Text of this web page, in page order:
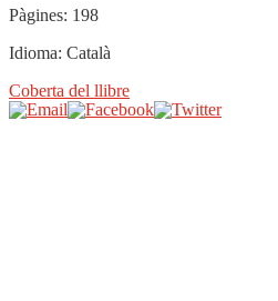
Pàgines: 198
Idioma: Català
Coberta del llibre